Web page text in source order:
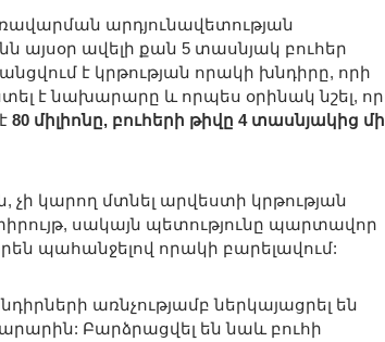
արդյունավետության
այսօր ավելի քան 5 տասնյակ բուհեր
է կրթության որակի խնդիրը, որի
է նախարարը և որպես օրինակ նշել, որ
80 միլիոնը, բուհերի թիվը 4 տասնյակից մի
կարող մտնել արվեստի կրթության
սակայն պետությունը պարտավոր
պահանջելով որակի բարելավում:
առնչությամբ ներկայացրել են
Բարձրացվել են նաև բուհի